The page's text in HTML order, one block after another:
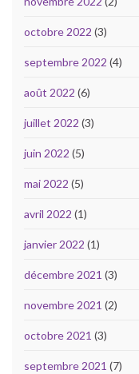
octobre 2022 (3)
septembre 2022 (4)
août 2022 (6)
juillet 2022 (3)
juin 2022 (5)
mai 2022 (5)
avril 2022 (1)
janvier 2022 (1)
décembre 2021 (3)
novembre 2021 (2)
octobre 2021 (3)
septembre 2021 (7)